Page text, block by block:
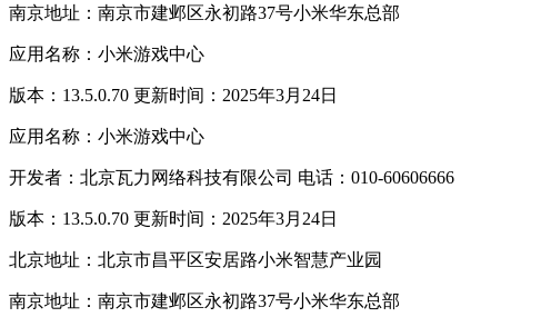
南京地址：南京市建邺区永初路37号小米华东总部
应用名称：小米游戏中心
版本：13.5.0.70 更新时间：2025年3月24日
应用名称：小米游戏中心
开发者：北京瓦力网络科技有限公司 电话：010-60606666
版本：13.5.0.70 更新时间：2025年3月24日
北京地址：北京市昌平区安居路小米智慧产业园
南京地址：南京市建邺区永初路37号小米华东总部